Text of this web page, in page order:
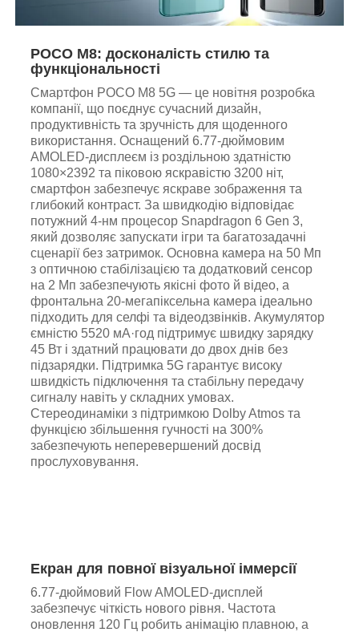
POCO M8: досконалість стилю та
функціональності
Смартфон POCO M8 5G — це новітня розробка
компанії, що поєднує сучасний дизайн,
продуктивність та зручність для щоденного
використання. Оснащений 6.77-дюймовим
AMOLED-дисплеєм із роздільною здатністю
1080×2392 та піковою яскравістю 3200 ніт,
смартфон забезпечує яскраве зображення та
глибокий контраст. За швидкодію відповідає
потужний 4-нм процесор Snapdragon 6 Gen 3,
який дозволяє запускати ігри та багатозадачні
сценарії без затримок. Основна камера на 50 Мп
з оптичною стабілізацією та додатковий сенсор
на 2 Мп забезпечують якісні фото й відео, а
фронтальна 20-мегапіксельна камера ідеально
підходить для селфі та відеодзвінків. Акумулятор
ємністю 5520 мА·год підтримує швидку зарядку
45 Вт і здатний працювати до двох днів без
підзарядки. Підтримка 5G гарантує високу
швидкість підключення та стабільну передачу
сигналу навіть у складних умовах.
Стереодинаміки з підтримкою Dolby Atmos та
функцією збільшення гучності на 300%
забезпечують неперевершений досвід
прослуховування.
Екран для повної візуальної іммерсії
6.77-дюймовий Flow AMOLED-дисплей
забезпечує чіткість нового рівня. Частота
оновлення 120 Гц робить анімацію плавною, а